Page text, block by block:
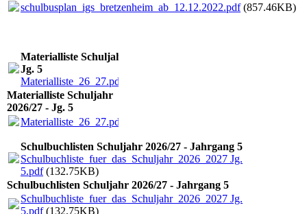
schulbusplan_igs_bretzenheim_ab_12.12.2022.pdf(857.46KB)
Materialliste Schuljahr 2026/27 -
Jg. 5
Materialliste_26_27.pdf
Materialliste Schuljahr
2026/27 - Jg. 5
Materialliste_26_27.pdf
Schulbuchlisten Schuljahr 2026/27 - Jahrgang 5
Schulbuchliste_fuer_das_Schuljahr_2026_2027 Jg.
5.pdf(132.75KB)
Schulbuchlisten Schuljahr 2026/27 - Jahrgang 5
Schulbuchliste_fuer_das_Schuljahr_2026_2027 Jg.
5.pdf(132.75KB)